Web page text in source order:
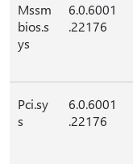
Mssm
bios.s
ys
6.0.6001
.22176
Pci.sy
s
6.0.6001
.22176